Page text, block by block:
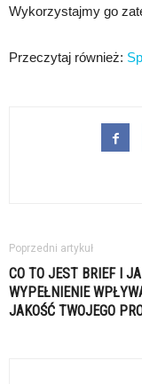
Wykorzystajmy go
Przeczytaj również:
Poprzedni artykuł
CO TO JEST BRIEF I
WYPEŁNIENIE
JAKOŚĆ TWOJEGO